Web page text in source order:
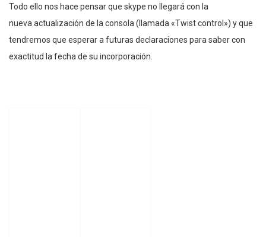
Todo ello nos hace pensar que skype no llegará con la
nueva actualización de la consola (llamada «Twist control») y que
tendremos que esperar a futuras declaraciones para saber con
exactitud la fecha de su incorporación.